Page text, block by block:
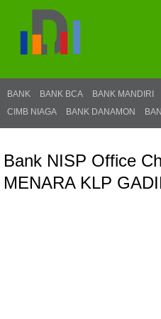
BANK BANK BCA BANK MANDIRI
CIMB NIAGA
BANK DANAMON
Bank NISP Office
MENARA KLP